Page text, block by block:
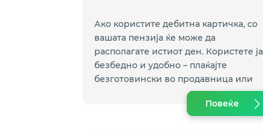
Ако користите дебитна картичка, со
вашата пензија ќе може да
располагате истиот ден. Користете ја
безбедно и удобно – плаќајте
безготовински во продавница или
онлајн или, пак, подигнете пари од
Повеќе